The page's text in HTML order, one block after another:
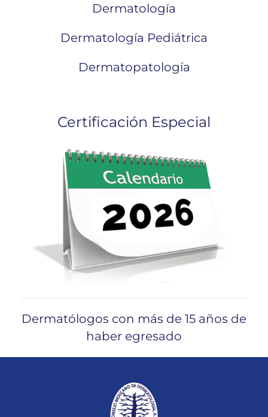
Dermatología
Dermatología Pediátrica
Dermatopatología
Certificación Especial
Dermatólogos con más de 15 años de
haber egresado